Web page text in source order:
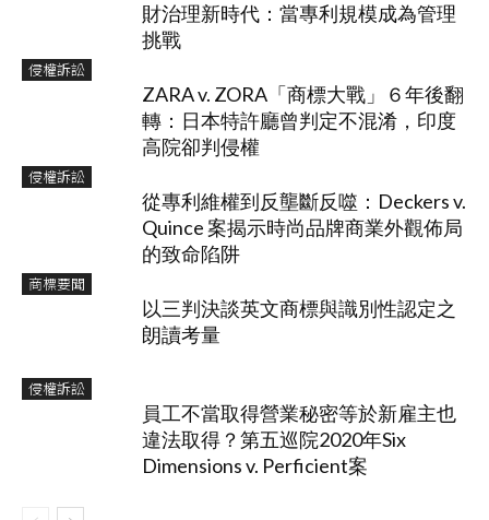
財治理新時代：當專利規模成為管理
挑戰
侵權訴訟
ZARA v. ZORA「商標大戰」６年後翻
轉：日本特許廳曾判定不混淆，印度
高院卻判侵權
侵權訴訟
從專利維權到反壟斷反噬：Deckers v.
Quince 案揭示時尚品牌商業外觀佈局
的致命陷阱
商標要聞
以三判決談英文商標與識別性認定之
朗讀考量
侵權訴訟
員工不當取得營業秘密等於新雇主也
違法取得？第五巡院2020年Six
Dimensions v. Perficient案